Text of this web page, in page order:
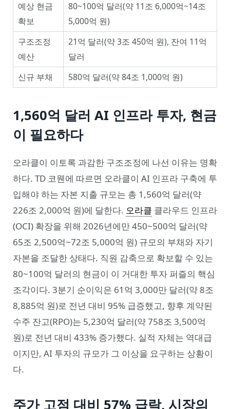
예상 현금
확보
80~100억 달러(약 11조 6,000억~14조
5,000억 원)
구조조정
예산
21억 달러(약 3조 450억 원), 잔여 11억
달러
신규 부채
580억 달러(약 84조 1,000억 원)
1,560억 달러 AI 인프라 투자, 현금
이 필요하다
오라클이 이토록 과감한 구조조정에 나선 이유는 명확
하다. TD 코웬에 따르면 오라클이 AI 인프라 구축에 투
입해야 하는 자본 지출 규모는 총 1,560억 달러(약
226조 2,000억 원)에 달한다. 오라클 클라우드 인프라
(OCI) 확장을 위해 2026년에만 450~500억 달러(약
65조 2,500억~72조 5,000억 원) 규모의 부채와 자기
자본을 조달한 상태다. 직원 감축으로 확보할 수 있는
80~100억 달러의 현금이 이 거대한 투자 퍼즐의 핵심
조각이다. 3분기 순이익은 61억 3,000만 달러(약 8조
8,885억 원)로 전년 대비 95% 급증했고, 향후 계약된
수주 잔고(RPO)는 5,230억 달러(약 758조 3,500억
원)로 전년 대비 433% 증가했다. 실적 자체는 역대급
이지만, AI 투자의 규모가 그 이상을 요구하는 상황이
다.
주가 고점 대비 57% 급락, 시장의